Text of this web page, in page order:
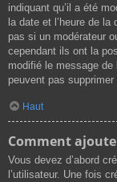
indiquant qu’il a été
la date et l’heure de la
pas si un modérateur
cependant ils ont la
modifié le message
peuvent pas supprimer
Haut
Comment
Vous devez d’abord
l’utilisateur. Une fois